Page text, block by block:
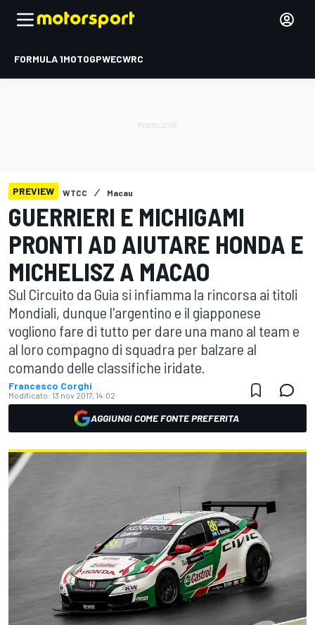
FORMULA 1MOTOGPWECWRC
PREVIEW WTCC Macau
GUERRIERI E MICHIGAMI
PRONTI AD AIUTARE HONDA E
MICHELISZ A MACAO
Sul Circuito da Guia si infiamma la rincorsa ai titoli
Mondiali, dunque l'argentino e il giapponese
vogliono fare di tutto per dare una mano al team e
al loro compagno di squadra per balzare al
comando delle classifiche iridate.
Francesco Corghi
Modificato: 13 nov 2017, 14:02
AGGIUNGI COME FONTE PREFERITA